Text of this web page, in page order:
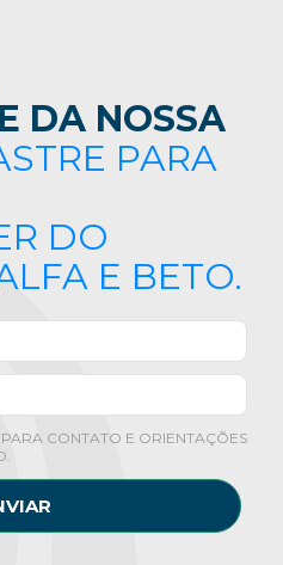
DA NOSSA
PARA
DO
E BETO.
CONTATO E ORIENTAÇÕES